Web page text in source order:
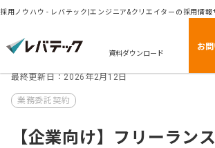
採用ノウハウ - レバテック|エンジニア&クリエイターの採用情報
資料ダウンロード
お
最終更新日：2026年2月12日
業務委託契約
【企業向け】フリーラン